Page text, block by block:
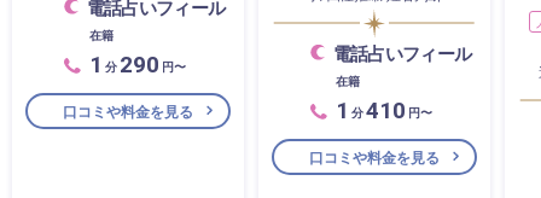
電話占いフィール
在籍
1 分 290 円〜
口コミや料金を見る
電話占いフィール
在籍
1 分410 円〜
口コミや料金を見る